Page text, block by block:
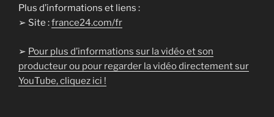
Plus d’informations et liens :
➢ Site :france24.com/fr
➢ Pour plus d’informations sur la vidéo et son
producteur ou pour regarder la vidéo directement sur
YouTube, cliquez ici !